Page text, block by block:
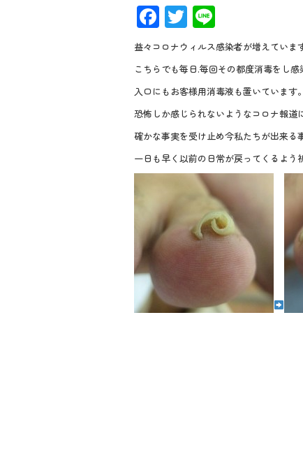
F
ac
e
b
o
o
k
T
wi
tt
er
n
e
益々コロナウィルス感染者が増えていま
こちらでも毎日.毎回その都度消毒をし感
入口にもお客様用消毒液も置いています。
恐怖しか感じられないようなコロナ報道
確かな事実を受け止め今私たちが出来る
一日も早く以前の日常が戻ってくるよう